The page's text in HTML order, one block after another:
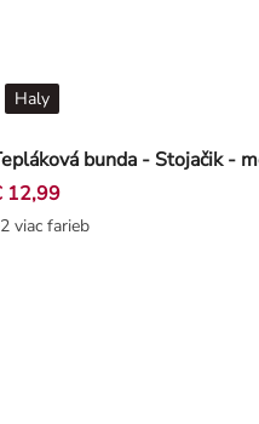
bunda - Stojačik -
Haly
12,99
viac farieb